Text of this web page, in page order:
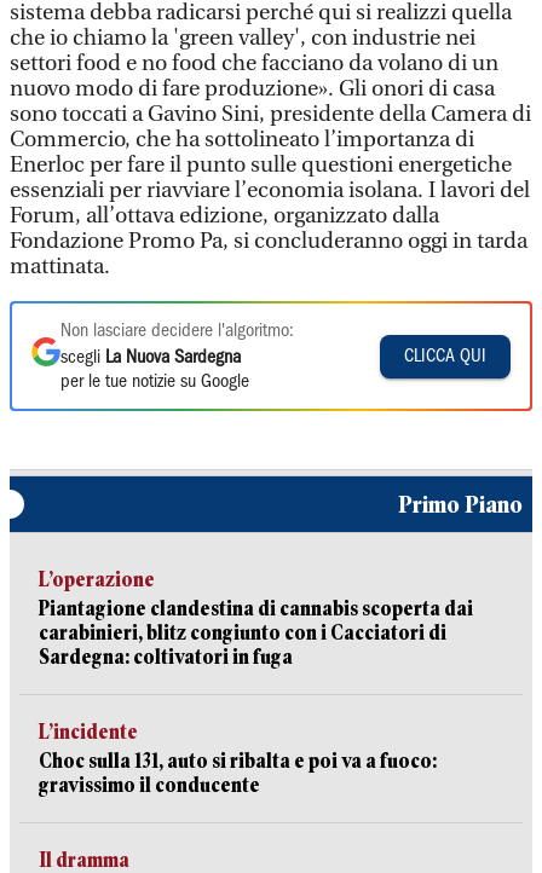
sistema debba radicarsi perché qui si realizzi quella
che io chiamo la 'green valley', con industrie nei
settori food e no food che facciano da volano di un
nuovo modo di fare produzione». Gli onori di casa
sono toccati a Gavino Sini, presidente della Camera di
Commercio, che ha sottolineato l’importanza di
Enerloc per fare il punto sulle questioni energetiche
essenziali per riavviare l’economia isolana. I lavori del
Forum, all’ottava edizione, organizzato dalla
Fondazione Promo Pa, si concluderanno oggi in tarda
mattinata.
Non lasciare decidere l'algoritmo:
scegli La Nuova Sardegna
per le tue notizie su Google
CLICCA QUI
Primo Piano
L’operazione
Piantagione clandestina di cannabis scoperta dai
carabinieri, blitz congiunto con i Cacciatori di
Sardegna: coltivatori in fuga
L’incidente
Choc sulla 131, auto si ribalta e poi va a fuoco:
gravissimo il conducente
Il dramma